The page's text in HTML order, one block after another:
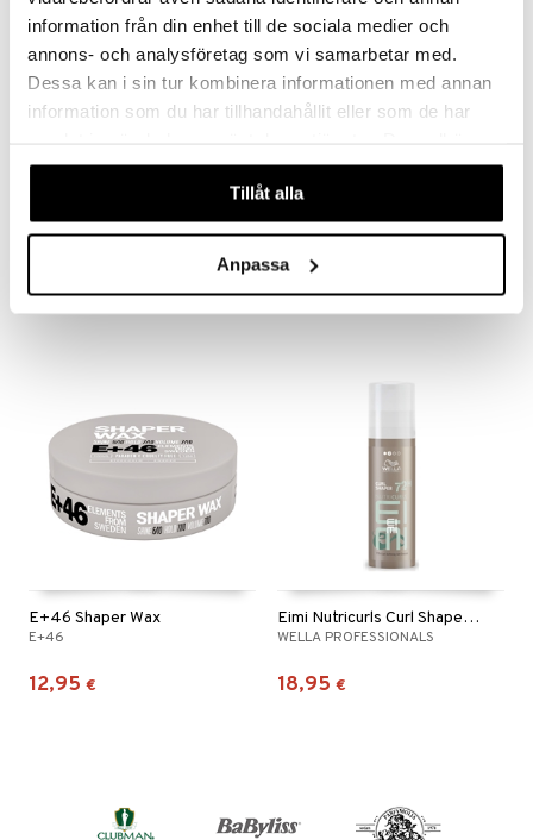
information från din enhet till de sociala medier och
annons- och analysföretag som vi samarbetar med.
Dessa kan i sin tur kombinera informationen med annan
information som du har tillhandahållit eller som de har
våra cookies vid fortsatt användande av vår webbplats.
Tillåt alla
Anpassa
Eimi Pearl Styler
WELLA PROFESSIONALS
alk. 4,95
E+46 Rough Wax
E+46
12,95
E+46 Shaper Wax
E+46
12,95 €
Eimi Nutricurls Curl Shaper 72h Curl Defining Gel
WELLA PROFESSIONALS
18,95 €